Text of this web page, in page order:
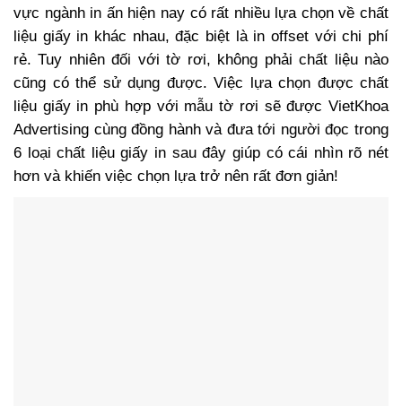
vực ngành in ấn hiện nay có rất nhiều lựa chọn về chất
liệu giấy in khác nhau, đặc biệt là in offset với chi phí
rẻ. Tuy nhiên đối với tờ rơi, không phải chất liệu nào
cũng có thể sử dụng được. Việc lựa chọn được chất
liệu giấy in phù hợp với mẫu tờ rơi sẽ được VietKhoa
Advertising cùng đồng hành và đưa tới người đọc trong
6 loại chất liệu giấy in sau đây giúp có cái nhìn rõ nét
hơn và khiến việc chọn lựa trở nên rất đơn giản!